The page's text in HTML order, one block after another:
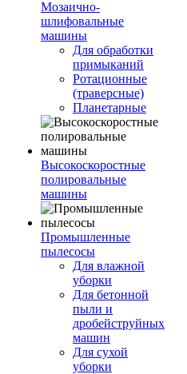
Мозаично-
шлифовальные
машины
Для обработки
примыканий
Ротационные
(траверсные)
Планетарные
Высокоскоростные
полировальные
машины
Промышленные
пылесосы
Для влажной
уборки
Для бетонной
пыли и
дробейструйных
машин
Для сухой
уборки